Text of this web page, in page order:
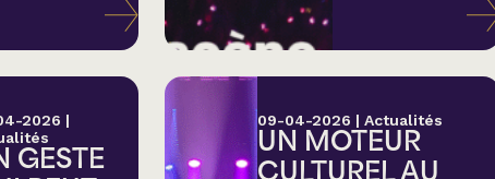
Musique (Blues, folk,
traditionnelle)
Country
2026 |
GESTE
09-04-2026 | Actualités
UN MOTEUR